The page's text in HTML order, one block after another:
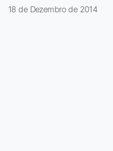
18 de Dezembro de 2014